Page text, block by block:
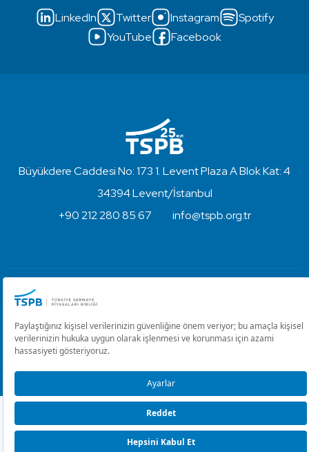
LinkedIn Twitter Instagram
Spotify
YouTube
Facebook
Büyükdere Caddesi No: 173 1. Levent Plaza A Blok Kat: 4
34394 Levent/İstanbul
+90 212 280 85 67
info@tspb.org.tr
Kullanım Koşulları ve Gizlilik
Çerez Ayarlarını Düzenle